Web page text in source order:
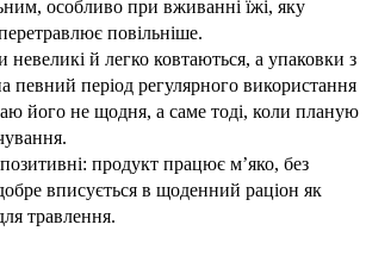
особливо при вживанні їжі, яку
повільніше.
й легко ковтаються, а упаковки з
певний період регулярного використання
його не щодня, а саме тоді, коли планую
продукт працює м’яко, без
добре вписується в щоденний раціон як
травлення.